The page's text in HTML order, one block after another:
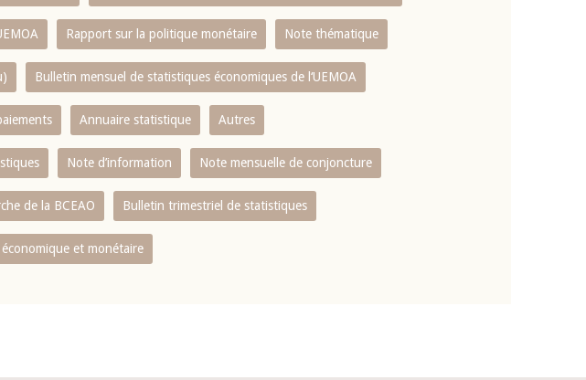
Rapport sur la politique monétaire Note thématique
Bulletin mensuel de statistiques économiques de l‘UEMOA
Annuaire statistique Autres
Note d’information Note mensuelle de conjoncture
de la BCEAO Bulletin trimestriel de statistiques
économique et monétaire